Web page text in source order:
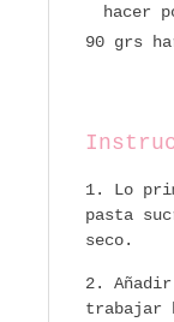
hacer
90 grs
Lo
pasta
seco.
trabajar